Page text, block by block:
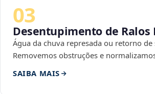
03
Desentupimento de Ralos
Água da chuva represada ou retorno de
Removemos obstruções e
SAIBA MAIS